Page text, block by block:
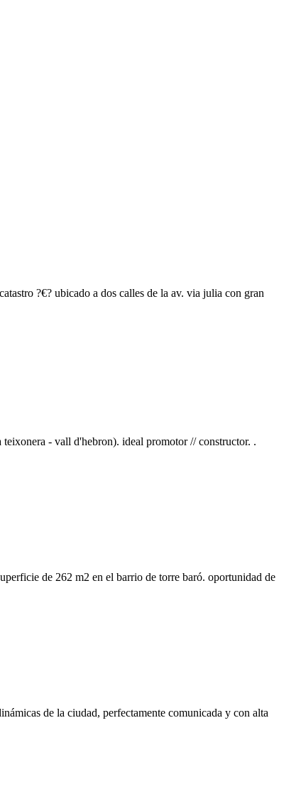
?€? ubicado a dos calles de la av. via julia con gran
- vall d'hebron). ideal promotor // constructor. .
de 262 m2 en el barrio de torre baró. oportunidad de
de la ciudad, perfectamente comunicada y con alta